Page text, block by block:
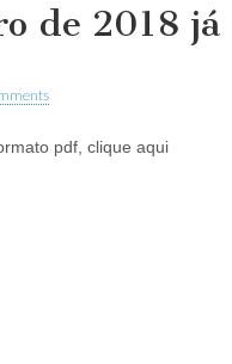
de 2018 já
pdf, clique aqui